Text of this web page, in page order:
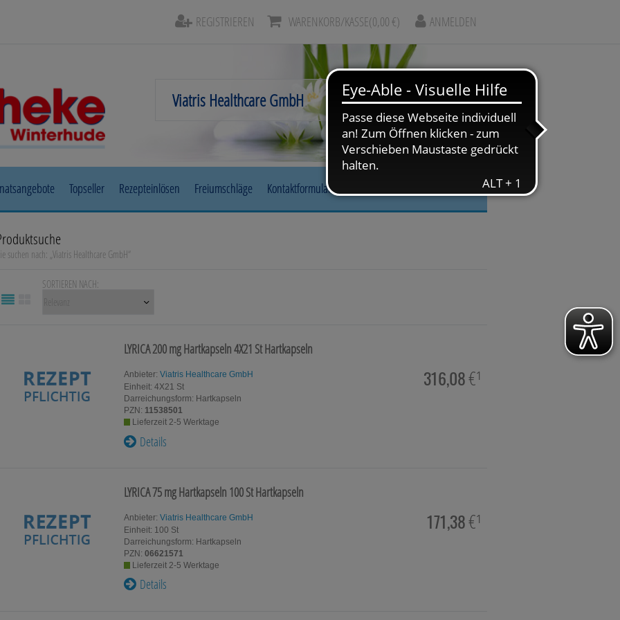
REGISTRIEREN WARENKORB/KASSE(0,00 €) ANMELDEN
Diabetes
Herz, Kreislauf & Gefäße
Schwangerschaft & Stillzeit
Gesundheit & Fitness
Tablettenspender & Tablettenteiler
Topseller Rezepteinlösen Freiumschläge Kontaktformular
suchen nach: „Viatris Healthcare GmbH
SORTIEREN NACH:
LYRICA 200 mg Hartkapseln4X21 StHartkapseln
Anbieter: Viatris Healthcare GmbH
Einheit: 4X21 St
Darreichungsform: Hartkapseln
PZN: 11538501
316,08€¹
Lieferzeit 2-5 Werktage
Details
LYRICA 75 mg Hartkapseln 100 StHartkapseln
Anbieter: Viatris Healthcare GmbH
Einheit: 100 St
Darreichungsform: Hartkapseln
PZN: 06621571
171,38€¹
Lieferzeit 2-5 Werktage
Details